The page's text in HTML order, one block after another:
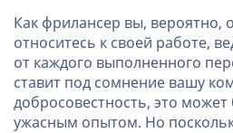
Как фрилансер вы, вероятно,
относитесь к своей работе,
от каждого выполненного
ставит под сомнение вашу
добросовестность, это
ужасным опытом. Но